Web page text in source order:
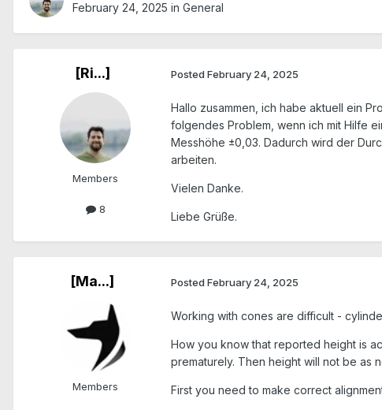
February 24, 2025 in General
[Ri...]
Members
8
Posted February 24, 2025
Hallo zusammen, ich habe aktuell ein
folgendes Problem, wenn ich mit Hilfe
Messhöhe ±0,03. Dadurch wird der
arbeiten.
Vielen Danke.
Liebe Grüße.
[Ma...]
Members
Posted February 24, 2025
Working with cones are difficult -
How you know that reported height is
prematurely. Then height will not be as
First you need to make correct